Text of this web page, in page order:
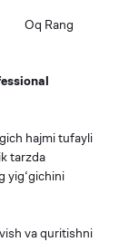
Oq Rang
hajmi tufayli
tarzda
yig‘gichini
va quritishni